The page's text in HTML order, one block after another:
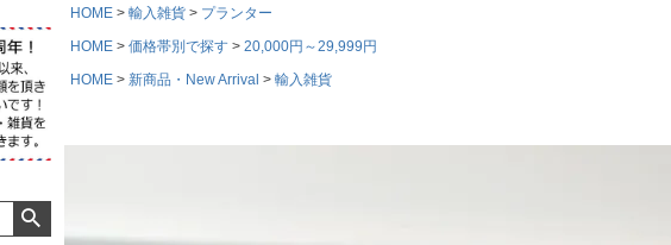
HOME 輸入雑貨
プランター
HOME
価格帯別で探す
20,000円～29,999円
HOME
新商品・New Arrival 輸入雑貨